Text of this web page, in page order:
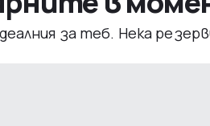
за теб. Нека